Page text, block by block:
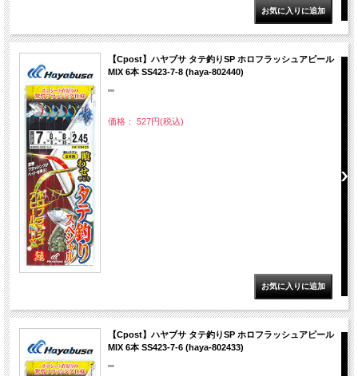
【Cpost】ハヤブサ タテ釣りSP ホロフラッシュアピール
MIX 6本 SS423-7-8 (haya-802440)
""
価格： 527円(税込)
【Cpost】ハヤブサ タテ釣りSP ホロフラッシュアピール
MIX 6本 SS423-7-6 (haya-802433)
""